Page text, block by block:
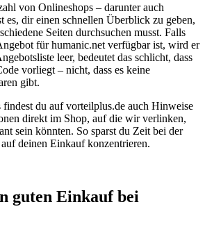
von Onlineshops – darunter auch
es, dir einen schnellen Überblick zu geben,
Seiten durchsuchen musst. Falls
für humanic.net verfügbar ist, wird er
leer, bedeutet das schlicht, dass
vorliegt – nicht, dass es keine
gibt.
findest du auf vorteilplus.de auch Hinweise
direkt im Shop, auf die wir verlinken,
sein könnten. So sparst du Zeit bei der
deinen Einkauf konzentrieren.
guten Einkauf bei